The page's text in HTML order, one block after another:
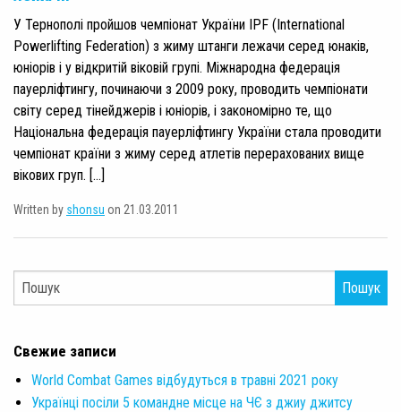
У Тернополі пройшов чемпіонат України IPF (International
Powerlifting Federation) з жиму штанги лежачи серед юнаків,
юніорів і у відкритій віковій групі. Міжнародна федерація
пауерліфтингу, починаючи з 2009 року, проводить чемпіонати
світу серед тінейджерів і юніорів, і закономірно те, що
Національна федерація пауерліфтингу України стала проводити
чемпіонат країни з жиму серед атлетів перерахованих вище
вікових груп. […]
Written by shonsu on 21.03.2011
Пошук
Свежие записи
World Combat Games відбудуться в травні 2021 року
Українці посіли 5 командне місце на ЧЄ з джиу джитсу